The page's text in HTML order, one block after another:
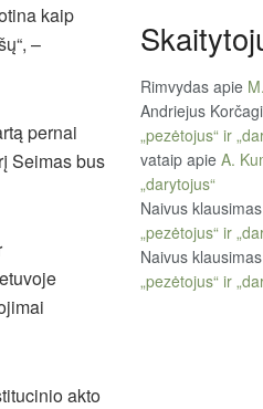
kaip
–
pernai
Seimas bus
akto
Rimvydas apie
Andriejus
„pezėtojus“ ir
vataip apie A.
„darytojus“
Naivus klausimas
„pezėtojus“ ir
Naivus klausimas
„pezėtojus“ ir